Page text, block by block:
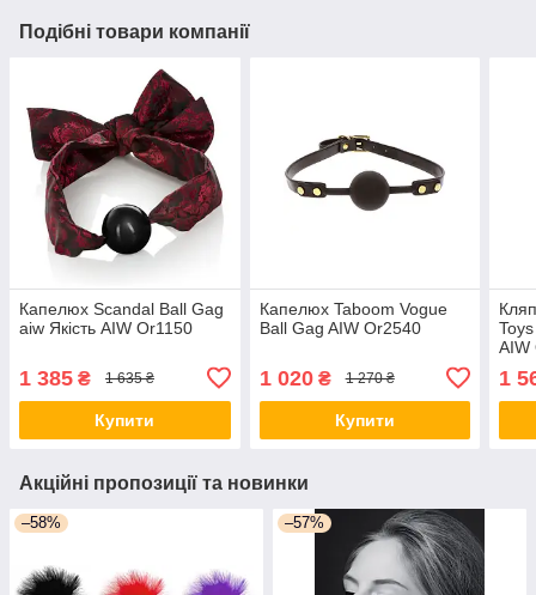
Подібні товари компанії
Капелюх Scandal Ball Gag
aiw Якість AIW Or1150
1 385 ₴ 1 635 ₴
Купити
Капелюх Taboom Vogue
Ball Gag AIW Or2540
1 020₴ 1 270 ₴
Купити
AIW
1
Акційні пропозиції та новинки
–58% –57%